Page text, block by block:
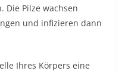
Die Pilze wachsen
und infizieren dann
Ihres Körpers eine